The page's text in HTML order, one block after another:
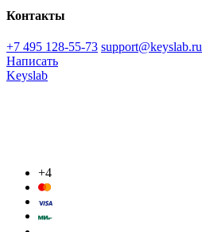
Контакты
+7 495 128-55-73 support@keyslab.ru
Написать
Keyslab
+4